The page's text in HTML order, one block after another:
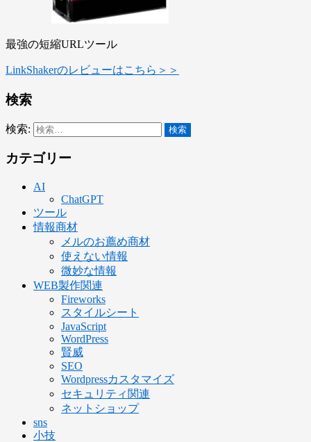
最強の短縮URLツール
LinkShakerのレビューはこちら＞＞
検索
検索:
カテゴリー
AI
ChatGPT
ツール
情報商材
メルのお薦め商材
使えない情報
微妙な情報
WEB製作関連
Fireworks
スタイルシート
JavaScript
WordPress
賢威
SEO
Wordpressカスタマイズ
セキュリティ関連
ネットショップ
sns
小技